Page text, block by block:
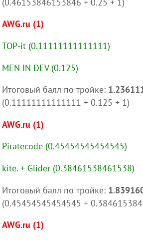
AWG.ru (1)
TOP-it (0.11111111111111)
MEN IN DEV (0.125)
Итоговый балл по тройке:
(0.11111111111111 + 0.125 + 1)
AWG.ru (1)
Piratecode (0.45454545454545)
kite. + Glider (0.38461538461538)
Итоговый балл по тройке:
(0.45454545454545 +
AWG.ru (1)